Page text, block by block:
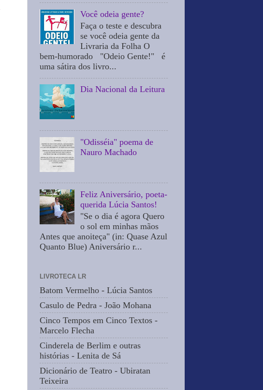
Você odeia gente?
Faça o teste e descubra
se você odeia gente da
Livraria da Folha O
bem-humorado "Odeio Gente!" é
uma sátira dos livro...
Dia Nacional da Leitura
"Odisséia" poema de
Nauro Machado
Feliz Aniversário, poeta-
querida Lúcia Santos!
"Se o dia é agora Quero
o sol em minhas mãos
Antes que anoiteça" (in: Quase Azul
Quanto Blue) Aniversário r...
LIVROTECA LR
Batom Vermelho - Lúcia Santos
Casulo de Pedra - João Mohana
Cinco Tempos em Cinco Textos -
Marcelo Flecha
Cinderela de Berlim e outras
histórias - Lenita de Sá
Dicionário de Teatro - Ubiratan
Teixeira